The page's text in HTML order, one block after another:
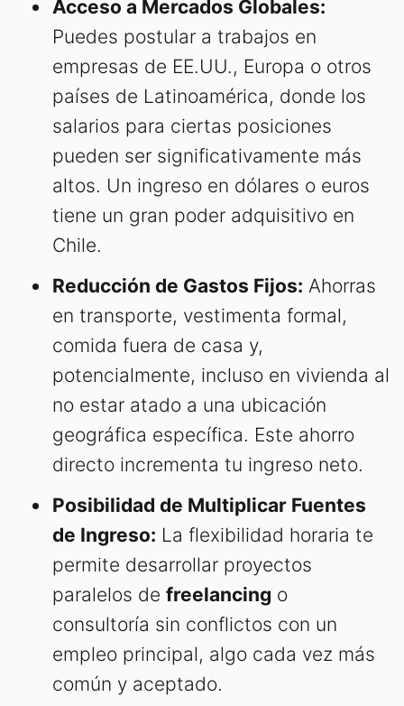
Acceso a Mercados Globales:
Puedes postular a trabajos en
empresas de EE.UU., Europa o otros
países de Latinoamérica, donde los
salarios para ciertas posiciones
pueden ser significativamente más
altos. Un ingreso en dólares o euros
tiene un gran poder adquisitivo en
Chile.
Reducción de Gastos Fijos: Ahorras
en transporte, vestimenta formal,
comida fuera de casa y,
potencialmente, incluso en vivienda al
no estar atado a una ubicación
geográfica específica. Este ahorro
directo incrementa tu ingreso neto.
Posibilidad de Multiplicar Fuentes
de Ingreso: La flexibilidad horaria te
permite desarrollar proyectos
paralelos de freelancing o
consultoría sin conflictos con un
empleo principal, algo cada vez más
común y aceptado.